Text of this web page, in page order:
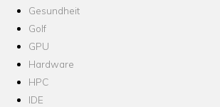
Gesundheit
Golf
GPU
Hardware
HPC
IDE